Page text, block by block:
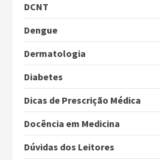
DCNT
Dengue
Dermatologia
Diabetes
Dicas de Prescrição Médica
Docência em Medicina
Dúvidas dos Leitores